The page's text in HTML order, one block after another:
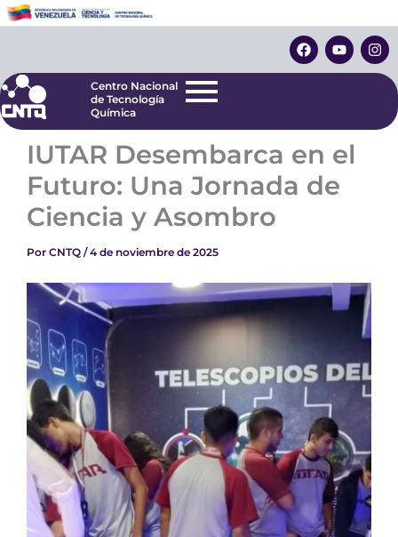
al
F
a
c
o
Y
o
u
e
I
n
s
r
Centro Nacional
de Tecnología
Centro Nacional
de Tecnología
Química
IUTAR Desembarca en el
Futuro: Una Jornada de
Ciencia y Asombro
Por CNTQ /4 de noviembre de 2025